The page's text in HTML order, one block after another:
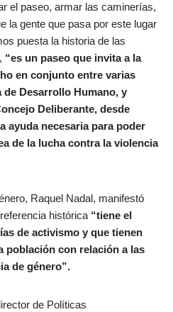
el paseo, armar las caminerías,
la gente que pasa por este lugar
puesta la historia de las
“es un paseo que invita a la
en conjunto entre varias
Desarrollo Humano, y
Deliberante, desde
ayuda necesaria para poder
de la lucha contra la violencia
Raquel Nadal, manifestó
histórica “tiene el
de activismo y que tienen
población con relación a las
de género”.
de Políticas